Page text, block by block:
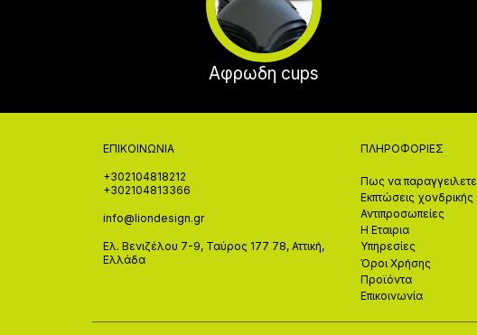
Αφρωδη cups
ΕΠΙΚΟΙΝΩΝΊΑ
+302104818212
+302104813366
info@liondesign.gr
Ελ. Βενιζέλου 7-9, Ταύρος 177 78, Αττική,
Ελλάδα
ΠΛΗΡΟΦΟΡΊΕΣ
Πως να παραγγειλετε
Εκπτώσεις χονδρικής
Αντιπροσωπείες
Η Εταιρια
Υπηρεσίες
Όροι Χρήσης
Προϊόντα
Επικοινωνία